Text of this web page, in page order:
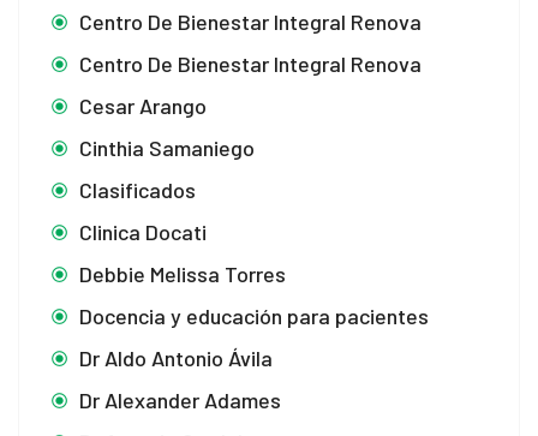
Centro De Bienestar Integral Renova
Centro De Bienestar Integral Renova
Cesar Arango
Cinthia Samaniego
Clasificados
Clinica Docati
Debbie Melissa Torres
Docencia y educación para pacientes
Dr Aldo Antonio Ávila
Dr Alexander Adames